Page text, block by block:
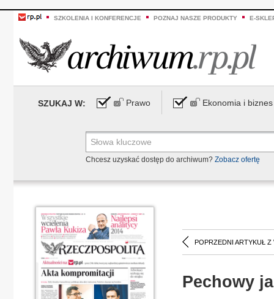
SZKOLENIA I KONFERENCJE POZNAJ NASZE PRODUKTY E-
SZUKAJ W: Prawo Ekonomia i biznes
Chcesz uzyskać dostęp do archiwum? Zobacz ofertę
POPRZEDNI ARTYKUŁ Z
Pechowy